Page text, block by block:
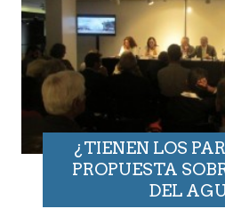
¿TIENEN LOS
PROPUESTA
DEL